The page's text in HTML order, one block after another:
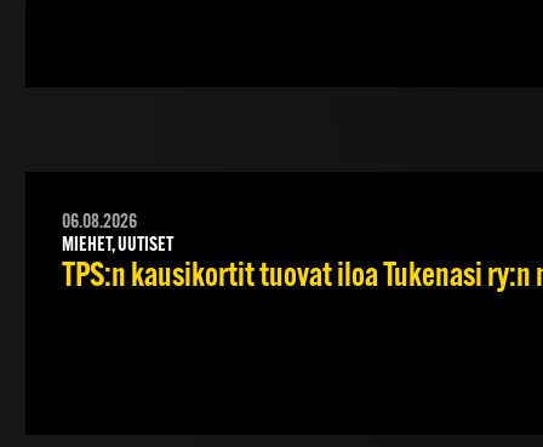
06.08.2026
MIEHET, UUTISET
TPS:n kausikortit tuovat iloa Tukenasi